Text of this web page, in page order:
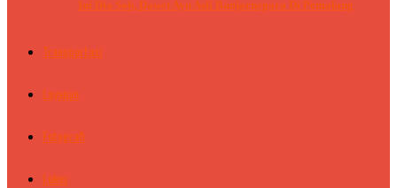
Ini Dia Sob, Dawet Ayu Asli Banjarnegara Di Pemalang
Transportasi
Layanan
Fotografi
Loker